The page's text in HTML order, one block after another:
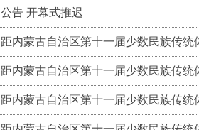
公告 开幕式推迟
距内蒙古自治区第十一届少数民族传统
距内蒙古自治区第十一届少数民族传统
距内蒙古自治区第十一届少数民族传统